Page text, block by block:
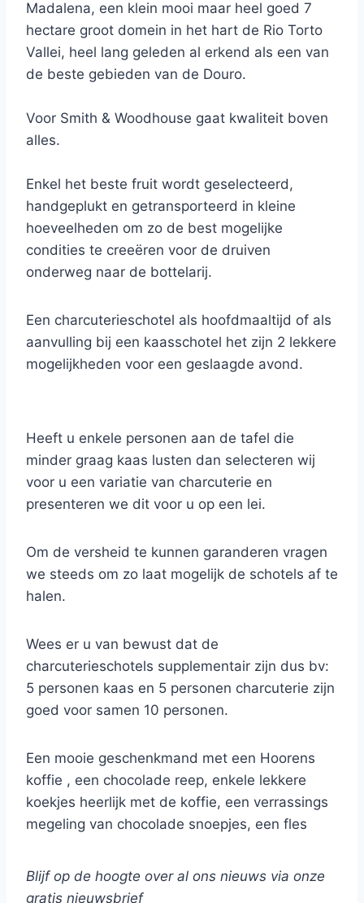
Madalena, een klein mooi maar heel goed 7
hectare groot domein in het hart de Rio Torto
Vallei, heel lang geleden al erkend als een van
de beste gebieden van de Douro.
Voor Smith & Woodhouse gaat kwaliteit boven
alles.
Enkel het beste fruit wordt geselecteerd,
handgeplukt en getransporteerd in kleine
hoeveelheden om zo de best mogelijke
condities te creeëren voor de druiven
onderweg naar de bottelarij.
Een charcuterieschotel als hoofdmaaltijd of als
aanvulling bij een kaasschotel het zijn 2 lekkere
mogelijkheden voor een geslaagde avond.
inspiratie van het moment.
Heeft u enkele personen aan de tafel die
minder graag kaas lusten dan selecteren wij
voor u een variatie van charcuterie en
presenteren we dit voor u op een lei.
Om de versheid te kunnen garanderen vragen
we steeds om zo laat mogelijk de schotels af te
halen.
Wees er u van bewust dat de
charcuterieschotels supplementair zijn dus bv:
5 personen kaas en 5 personen charcuterie zijn
goed voor samen 10 personen.
Een mooie geschenkmand met een Hoorens
koffie , een chocolade reep, enkele lekkere
koekjes heerlijk met de koffie, een verrassings
megeling van chocolade snoepjes, een fles
afgewerkt met enkele echte italiaanse amaretti
koekjes. Gepresenteerd in een mooie mand.
Blijf op de hoogte over al ons nieuws via onze
gratis nieuwsbrief